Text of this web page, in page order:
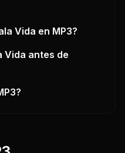
Vida en MP3?
Vida antes de